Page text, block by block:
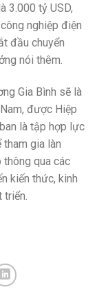
3.000 tỷ USD,
nghiệp điện
đầu chuyển
nói thêm.
Gia Bình sẽ là
được Hiệp
là tập hợp lực
gia làn
thông qua các
kiến thức, kinh